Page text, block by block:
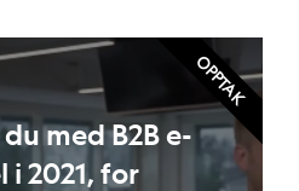
med B2B e-
i 2021, for
OPPTAK